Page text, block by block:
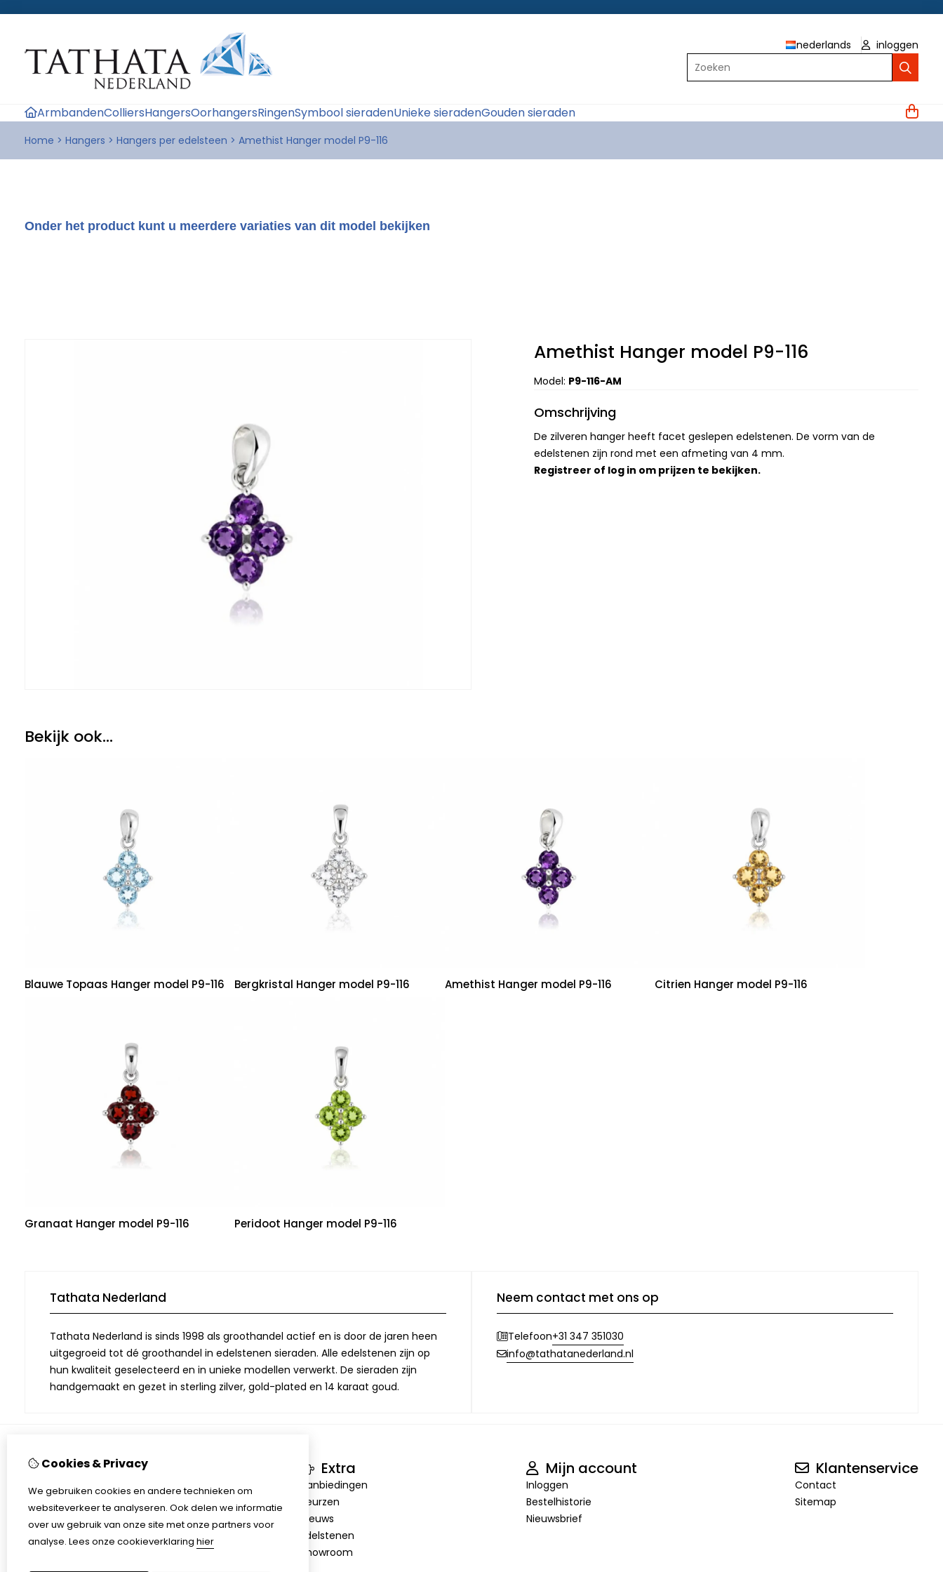
nederlands
inloggen
Zoeken
ArmbandenColliersHangersOorhangersRingenSymbool sieradenUnieke sieradenGouden sieraden
Home > Hangers > Hangers per edelsteen > Amethist Hanger model P9-116
Onder het product kunt u meerdere variaties van dit model bekijken
Amethist Hanger model P9-116
Model: P9-116-AM
Omschrijving
De zilveren hanger heeft facet geslepen edelstenen. De vorm van de
edelstenen zijn rond met een afmeting van 4 mm.
Registreer of log in om prijzen te bekijken.
Bekijk ook...
Blauwe Topaas Hanger model P9-116 Bergkristal Hanger model P9-116 Amethist Hanger model P9-116 Citrien Hanger model P9-116
Granaat Hanger model P9-116 Peridoot Hanger model P9-116
Tathata Nederland
Tathata Nederland is sinds 1998 als groothandel actief en is door de jaren heen
uitgegroeid tot dé groothandel in edelstenen sieraden. Alle edelstenen zijn op
hun kwaliteit geselecteerd en in unieke modellen verwerkt. De sieraden zijn
handgemaakt en gezet in sterling zilver, gold-plated en 14 karaat goud.
Neem contact met ons op
Telefoon+31 347 351030
info@tathatanederland.nl
Informatie
Over Tathata
Contact informatie
Algemene voorwaarden
Privacy
Extra
Aanbiedingen
Beurzen
Nieuws
Edelstenen
Showroom
Mijn account
Inloggen
Bestelhistorie
Nieuwsbrief
Klantenservice
Contact
Sitemap
Cookies & Privacy
We gebruiken cookies en andere technieken om
websiteverkeer te analyseren. Ook delen we informatie
over uw gebruik van onze site met onze partners voor
analyse. Lees onze cookieverklaring hier